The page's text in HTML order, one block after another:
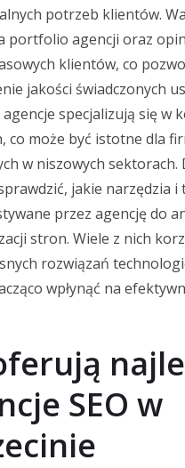
potrzeb klientów.
portfolio agencji oraz
klientów, co
jakości świadczonych
specjalizują się w
co może być istotne dla
w niszowych
jakie narzędzia i
przez agencję do
stron. Wiele z nich
rozwiązań
wpłynąć na
SEO w